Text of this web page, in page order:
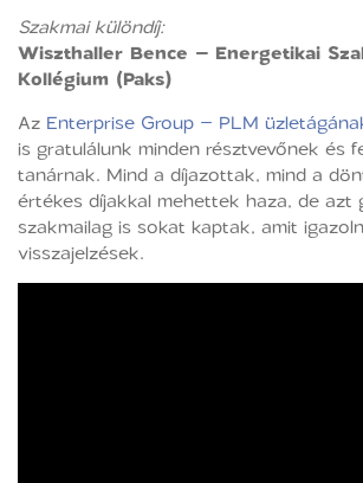
Szakmai különdíj:
Wiszthaller Bence – Energetikai
Kollégium (Paks)
Az Enterprise Group – PLM
is gratulálunk minden résztvevőnek és
tanárnak. Mind a díjazottak, mind a
értékes díjakkal mehettek haza, de azt
szakmailag is sokat kaptak, amit
visszajelzések.